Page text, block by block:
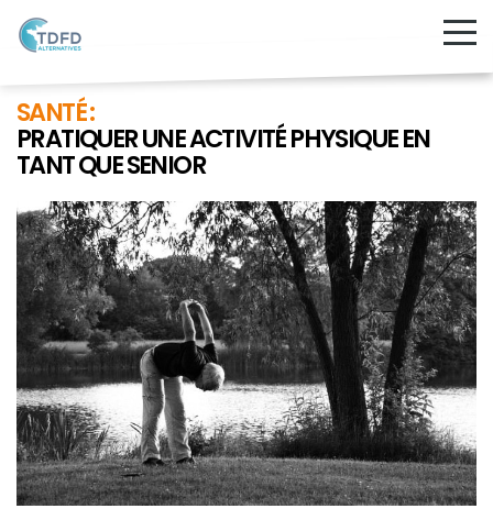
SANTÉ :
PRATIQUER UNE ACTIVITÉ PHYSIQUE EN
TANT QUE SENIOR